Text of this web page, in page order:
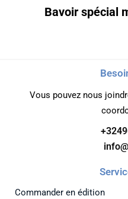
Bavoir spécial
Vous pouvez nous
Commander en édition